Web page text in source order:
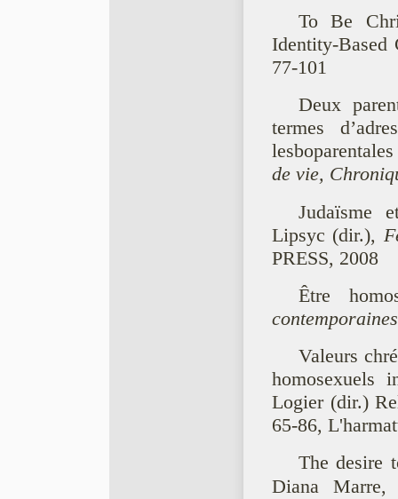
To Be
Identity-
77-101
Deux
termes
de vie,
Judaïsme
Lipsyc (dir.),
PRESS, 2008
Être
Valeurs
homosexuels
Logier (dir.)
65-86,
The desire
Diana